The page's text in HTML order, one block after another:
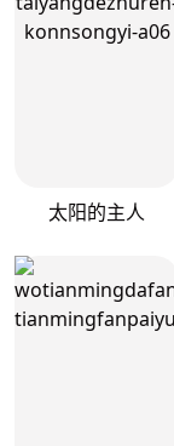
太阳的主人